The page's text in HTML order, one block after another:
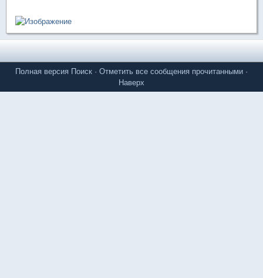
Полная версия Поиск · Отметить все сообщения прочитанными ·
Наверх